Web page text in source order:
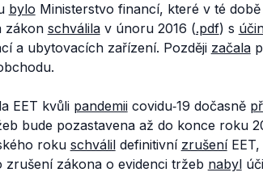
bylo Ministerstvo financí, které v té
zákon schválilav únoru 2016 (.pdf) s
a ubytovacích zařízení. Později začala
EET kvůli pandemiicovidu‑19 dočasně
bude pozastavena až do konce roku
roku schválildefinitivní zrušeníEET,
zrušení zákona o evidenci tržeb nabyl